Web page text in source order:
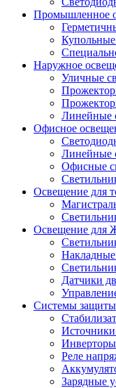
Промышленное
Купольные
Наружное
Уличные
Линейные
Офисное
Линейные
Офисные
Освещение для
Освещение для
Накладные
Датчики
Системы защиты
Источники
Инверторы
Реле
Зарядные